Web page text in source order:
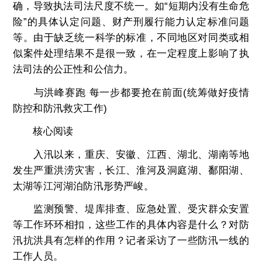
确，导致执法司法尺度不统一。如“短期内没有生命危
险”的具体认定问题、财产刑履行能力认定标准问题
等。由于缺乏统一科学的标准，不同地区对同类或相
似案件处理结果不是很一致，在一定程度上影响了执
法司法的公正性和公信力。
与洪峰赛跑 每一步都要抢在前面(统筹做好疫情
防控和防汛救灾工作)
核心阅读
入汛以来，重庆、安徽、江西、湖北、湖南等地
发生严重洪涝灾害，长江、淮河及洞庭湖、鄱阳湖、
太湖等江河湖泊防汛形势严峻。
监测预警、堤库排查、应急处置、受灾群众安置
等工作环环相扣，这些工作的具体内容是什么？对防
汛抗洪具有怎样的作用？记者采访了一些防汛一线的
工作人员。